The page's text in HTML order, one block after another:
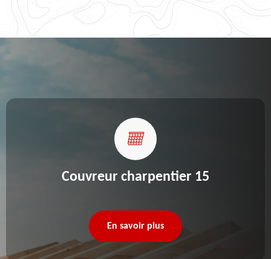
Couvreur charpentier 15
En savoir plus